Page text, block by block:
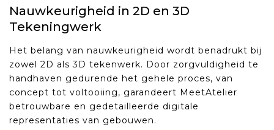
Nauwkeurigheid in 2D en 3D
Tekeningwerk
Het belang van nauwkeurigheid wordt benadrukt bij
zowel 2D als 3D tekenwerk. Door zorgvuldigheid te
handhaven gedurende het gehele proces, van
concept tot voltooiing, garandeert MeetAtelier
betrouwbare en gedetailleerde digitale
representaties van gebouwen.